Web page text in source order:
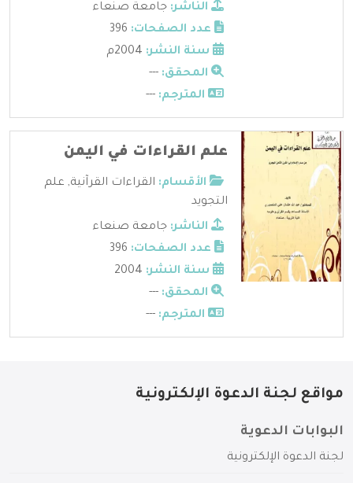
الناشر: جامعة صنعاء
عدد الصفحات:
سنة النشر:
المحقق: ---
المترجم: ---
علم القراءات في اليمن
الأقسام: القراءات القرآنية, علم
التجويد
الناشر: جامعة صنعاء
عدد الصفحات:
سنة النشر:
المحقق: ---
المترجم: ---
مواقع لجنة الدعوة الإلكترونية
البوابات الدعوية
لجنة الدعوة الإلكترونية